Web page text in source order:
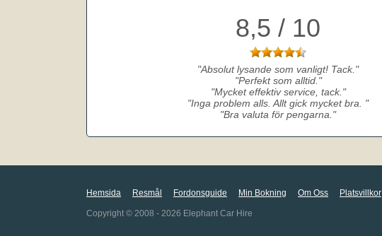
8,5 / 10
Absolut lysande som vanligt! Tack.
Perfekt som alltid.
Mycket effektiv service, tack.
Inga problem alls. Allt gick mycket bra.
Bra valuta för pengarna.
Hemsida Resmål Fordonsguide Min Bokning Om Oss Platsvillkor
Copyright © 2008 - 2026 Elephant Car Hire